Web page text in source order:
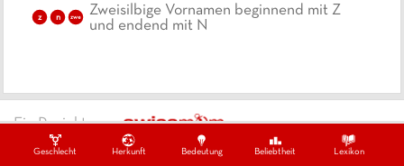
Geschlecht Herkunft Bedeutung Beliebtheit Lexikon
z n zwe
Zweisilbige Vornamen beginnend mit Z
und endend mit N
Ein Projekt von
Datenschutzbestimmungen Impressum
Kontakt
Copywrite ©
2026swissmom